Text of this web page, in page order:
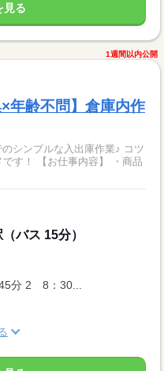
見る
1週間以内公開
年齢不問】倉庫内作
】 ・商品
バス 15分）
分 2 8：30...